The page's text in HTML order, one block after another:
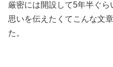
厳密には開設して5年半ぐ
思いを伝えたくてこんな文
た。